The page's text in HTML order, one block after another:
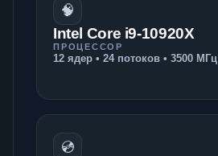
🧠
Intel Core i9-10920X
ПРОЦЕССОР
12 ядер • 24 потоков • 3500 МГц
💿